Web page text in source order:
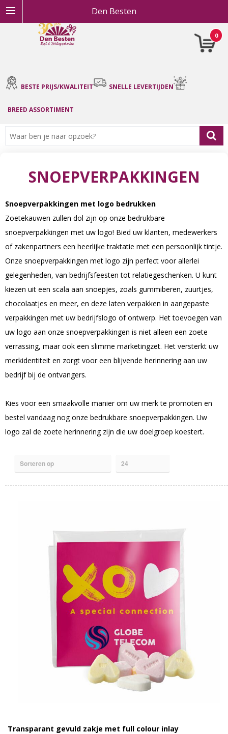
Den Besten
0
BESTE PRIJS/KWALITEIT SNELLE LEVERTIJDEN
BREED ASSORTIMENT
SNOEPVERPAKKINGEN
Snoepverpakkingen met logo bedrukken
Zoetekauwen zullen dol zijn op onze bedrukbare
snoepverpakkingen met uw logo! Bied uw klanten, medewerkers
of zakenpartners een heerlijke traktatie met een persoonlijk tintje.
Onze snoepverpakkingen met logo zijn perfect voor allerlei
gelegenheden, van bedrijfsfeesten tot relatiegeschenken. U kunt
kiezen uit een scala aan snoepjes, zoals gummiberen, zuurtjes,
chocolaatjes en meer, en deze laten verpakken in aangepaste
verpakkingen met uw bedrijfslogo of ontwerp. Het toevoegen van
uw logo aan onze snoepverpakkingen is niet alleen een zoete
verrassing, maar ook een slimme marketingzet. Het versterkt uw
merkidentiteit en zorgt voor een blijvende herinnering aan uw
bedrijf bij de ontvangers.
Kies voor een smaakvolle manier om uw merk te promoten en
bestel vandaag nog onze bedrukbare snoepverpakkingen. Uw
logo zal de zoete herinnering zijn die uw doelgroep koestert.
Transparant gevuld zakje met full colour inlay